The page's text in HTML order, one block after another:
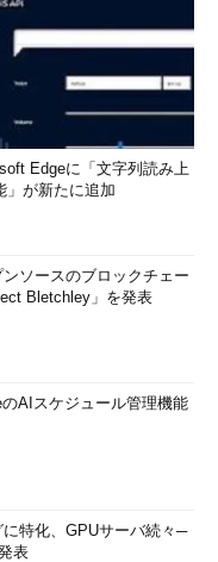
Edgeに「文字列読み上
」が新たに追加
ソースのブロックチェー
Bletchley」を発表
AIスケジュール管理機能
特化、GPUサーバ続々─
表